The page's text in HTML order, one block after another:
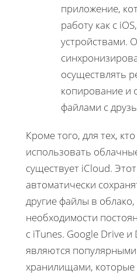
приложение,
работу как с
устройствами.
осуществлять
копирование и
файлами с
Кроме того, для тех,
использовать
существует iCloud.
автоматически
другие файлы в
необходимости
с iTunes. Google Drive
являются
хранилищами,